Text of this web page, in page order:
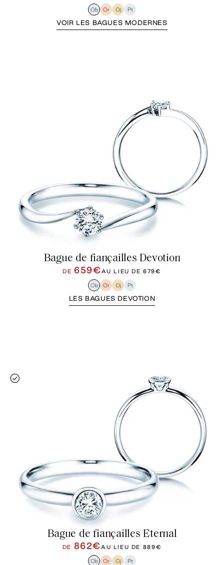
Ob Or Oj Pt
VOIR LES BAGUES MODERNES
Bague de fiançailles Devotion
DE 659€AU LIEU DE679€
Ob Or Oj Pt
LES BAGUES DEVOTION
Bague de fiançailles Eternal
DE 862€AU LIEU DE 889€
Ob Or Oj Pt